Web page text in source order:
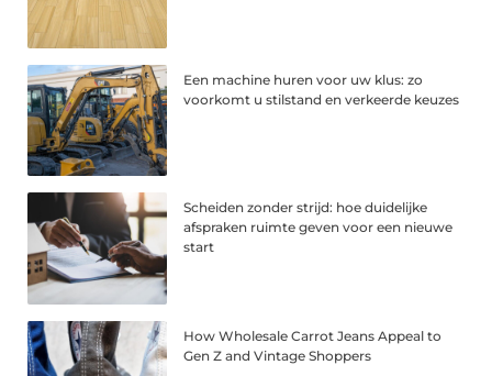
Een machine huren voor uw klus: zo
voorkomt u stilstand en verkeerde keuzes
Scheiden zonder strijd: hoe duidelijke
afspraken ruimte geven voor een nieuwe
start
How Wholesale Carrot Jeans Appeal to
Gen Z and Vintage Shoppers